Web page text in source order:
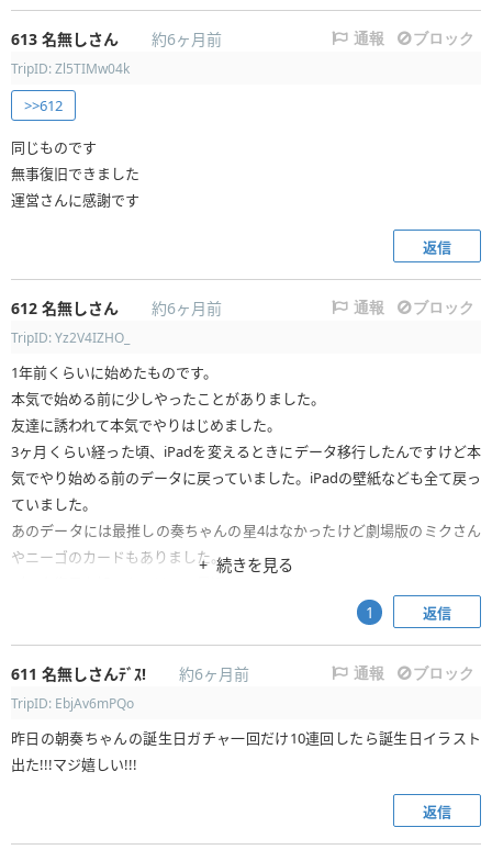
613 名無しさん 約6ヶ月前 通報 ブロック
TripID: Zl5TIMw04k
>>612
同じものです
無事復旧できました
運営さんに感謝です
返信
612 名無しさん 約6ヶ月前 通報 ブロック
TripID: Yz2V4IZHO_
1年前くらいに始めたものです。
本気で始める前に少しやったことがありました。
友達に誘われて本気でやりはじめました。
3ヶ月くらい経った頃、iPadを変えるときにデータ移行したんですけど本
気でやり始める前のデータに戻っていました。iPadの壁紙なども全て戻っ
ていました。
あのデータには最推しの奏ちゃんの星4はなかったけど劇場版のミクさん
やニーゴのカードもありました。
新しいデータで奏ちゃんの星4がきたから吹っ切れたと思っていたのです
でも1年もログインしていないのでデータは削除されているかもしれませ
あのとき知っていたらと思ってしまいます。
一応運営にデータ復元をお願いするつもりです。
続きを見る
返信
1
611 名無しさんﾃﾞｽ! 約6ヶ月前 通報 ブロック
TripID: EbjAv6mPQo
昨日の朝奏ちゃんの誕生日ガチャ一回だけ10連回したら誕生日イラスト
出た!!!マジ嬉しい!!!
返信